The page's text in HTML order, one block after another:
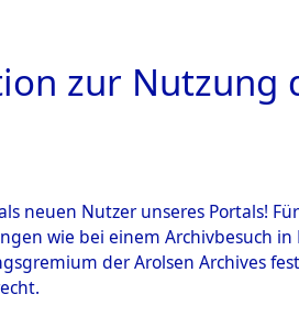
0010
zur Nutzung
neuen Nutzer unseres Portals!
wie bei einem Archivbesuch
der Arolsen Archives